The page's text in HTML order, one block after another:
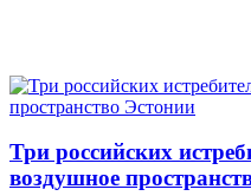
Три российских
воздушное